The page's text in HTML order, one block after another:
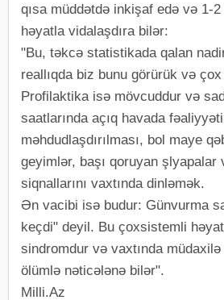
qısa müddətdə inkişaf edə və 1-
həyatla vidalaşdıra bilər:
"Bu, təkcə statistikada qalan
reallıqda biz bunu görürük və
Profilaktika isə mövcuddur və
saatlarında açıq havada
məhdudlaşdırılması, bol maye
geyimlər, başı qoruyan şlyapalar
siqnallarını vaxtında dinləmək.
Ən vacibi isə budur: Günvurma
keçdi" deyil. Bu çoxsistemli
sindromdur və vaxtında
ölümlə nəticələnə bilər".
Milli.Az